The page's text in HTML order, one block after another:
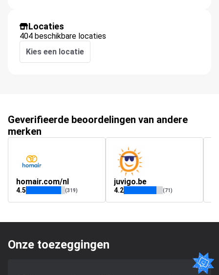
Locaties
404 beschikbare locaties
Kies een locatie
Geverifieerde beoordelingen van andere
merken
homair.com/nl
4.5 (319)
juvigo.be
4.2 (71)
Onze toezeggingen